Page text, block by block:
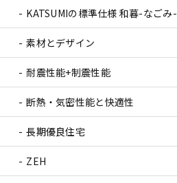
KATSUMIの標準仕様 和暮-なごみ-
素材とデザイン
耐震性能+制震性能
断熱・気密性能と快適性
長期優良住宅
ZEH